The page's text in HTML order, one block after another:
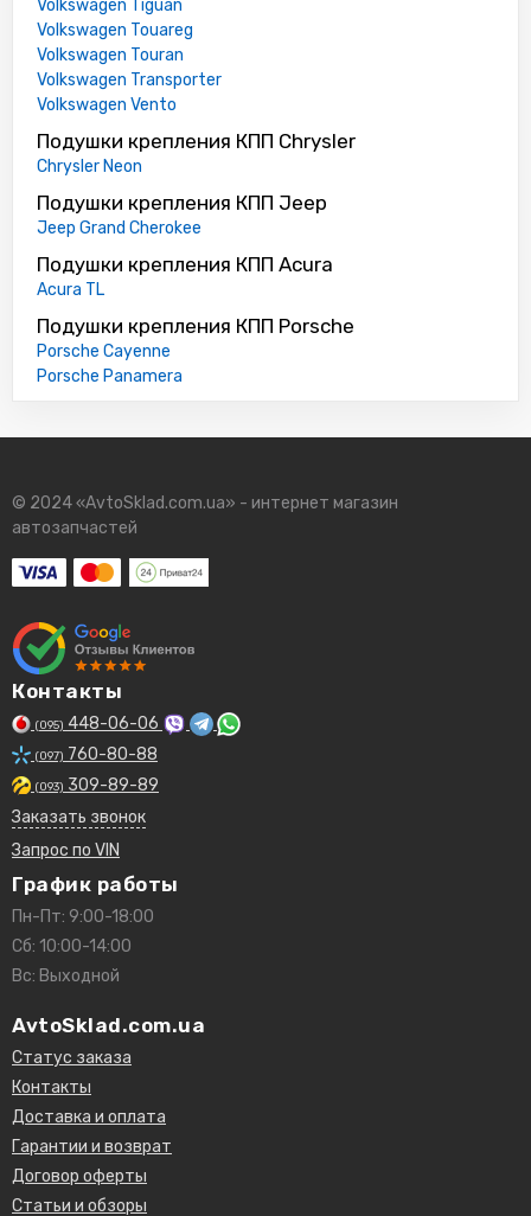
Volkswagen Tiguan
Volkswagen Touareg
Volkswagen Touran
Volkswagen Transporter
Volkswagen Vento
Подушки крепления КПП Chrysler
Chrysler Neon
Подушки крепления КПП Jeep
Jeep Grand Cherokee
Подушки крепления КПП Acura
Acura TL
Подушки крепления КПП Porsche
Porsche Cayenne
Porsche Panamera
© 2024 «AvtoSklad.com.ua» - интернет магазин
автозапчастей
Контакты
(095) 448-06-06
(097) 760-80-88
(093) 309-89-89
Заказать звонок
Запрос по VIN
График работы
Пн-Пт: 9:00-18:00
Сб: 10:00-14:00
Вс: Выходной
AvtoSklad.com.ua
Статус заказа
Контакты
Доставка и оплата
Гарантии и возврат
Договор оферты
Статьи и обзоры